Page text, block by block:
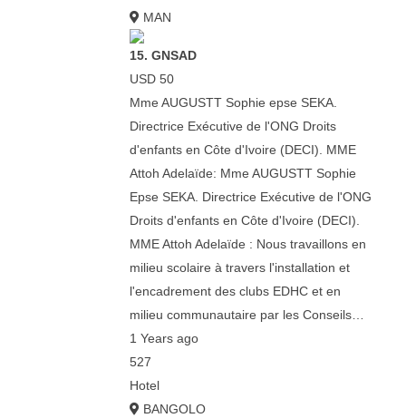
MAN
15. GNSAD
USD 50
Mme AUGUSTT Sophie epse SEKA.
Directrice Exécutive de l'ONG Droits
d'enfants en Côte d'Ivoire (DECI). MME
Attoh Adelaïde: Mme AUGUSTT Sophie
Epse SEKA. Directrice Exécutive de l'ONG
Droits d'enfants en Côte d'Ivoire (DECI).
MME Attoh Adelaïde : Nous travaillons en
milieu scolaire à travers l'installation et
l'encadrement des clubs EDHC et en
milieu communautaire par les Conseils…
1 Years ago
527
Hotel
BANGOLO